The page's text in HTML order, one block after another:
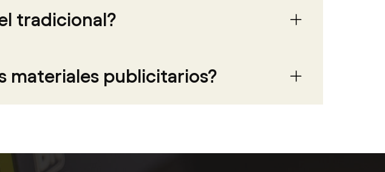
tradicional?
materiales publicitarios?